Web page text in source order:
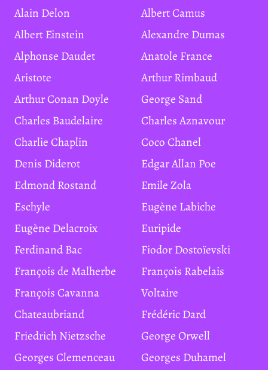
Alain Delon
Albert Camus
Albert Einstein
Alexandre Dumas
Alphonse Daudet
Anatole France
Aristote
Arthur Rimbaud
Arthur Conan Doyle
George Sand
Charles Baudelaire
Charles Aznavour
Charlie Chaplin
Coco Chanel
Denis Diderot
Edgar Allan Poe
Edmond Rostand
Emile Zola
Eschyle
Eugène Labiche
Eugène Delacroix
Euripide
Ferdinand Bac
Fiodor Dostoïevski
François de Malherbe
François Rabelais
François Cavanna
Voltaire
Chateaubriand
Frédéric Dard
Friedrich Nietzsche
George Orwell
Georges Clemenceau
Georges Duhamel